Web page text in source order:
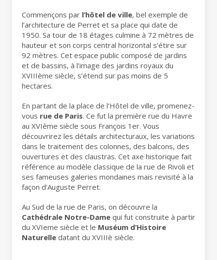
Commençons par l’hôtel de ville, bel exemple de
l’architecture de Perret et sa place qui date de
1950. Sa tour de 18 étages culmine à 72 mètres de
hauteur et son corps central horizontal s’étire sur
92 mètres. Cet espace public composé de jardins
et de bassins, à l’image des jardins royaux du
XVIIIème siècle, s’étend sur pas moins de 5
hectares.
En partant de la place de l’Hôtel de ville, promenez-
vous rue de Paris. Ce fut la première rue du Havre
au XVIème siècle sous François 1er. Vous
découvrirez les détails architecturaux, les variations
dans le traitement des colonnes, des balcons, des
ouvertures et des claustras. Cet axe historique fait
référence au modèle classique de la rue de Rivoli et
ses fameuses galeries mondaines mais revisité à la
façon d’Auguste Perret.
Au Sud de la rue de Paris, on découvre la
Cathédrale Notre-Dame qui fut construite à partir
du XVIeme siècle et le Muséum d’Histoire
Naturelle datant du XVIIIè siècle.